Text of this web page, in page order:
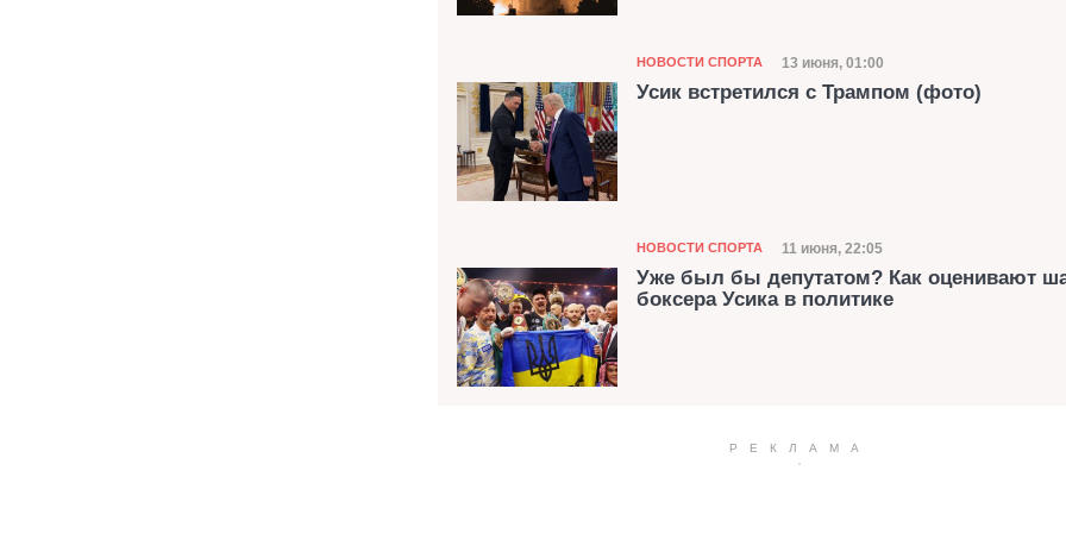
Категория
НОВОСТИ СПОРТА Дата публикации
13 июня, 01:00
Усик встретился с Трампом (фото)
Категория
НОВОСТИ СПОРТА Дата публикации
11 июня, 22:05
Уже был бы депутатом? Как оценивают
боксера Усика в политике